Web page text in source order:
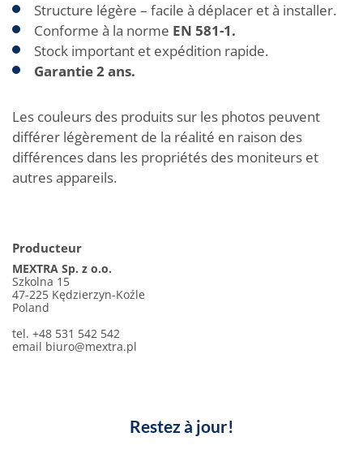
Structure légère – facile à déplacer et à installer.
Conforme à la norme EN 581-1.
Stock important et expédition rapide.
Garantie 2 ans.
Les couleurs des produits sur les photos peuvent
différer légèrement de la réalité en raison des
différences dans les propriétés des moniteurs et
autres appareils.
Producteur
MEXTRA Sp. z o.o.
Szkolna 15
47-225 Kędzierzyn-Koźle
Poland
tel. +48 531 542 542
email biuro@mextra.pl
Restez à jour!